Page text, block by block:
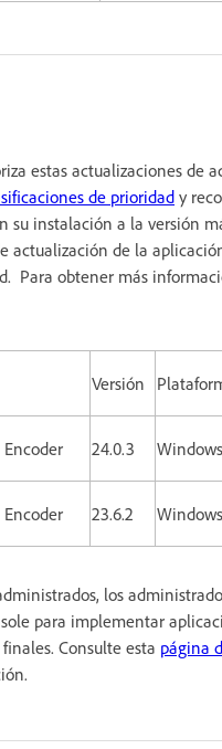
estas actualizaciones de
de prioridad y
su instalación a la versión
actualización de la
Para obtener más
Versión
24.0.3
23.6.2
los
para implementar
Consulte esta página